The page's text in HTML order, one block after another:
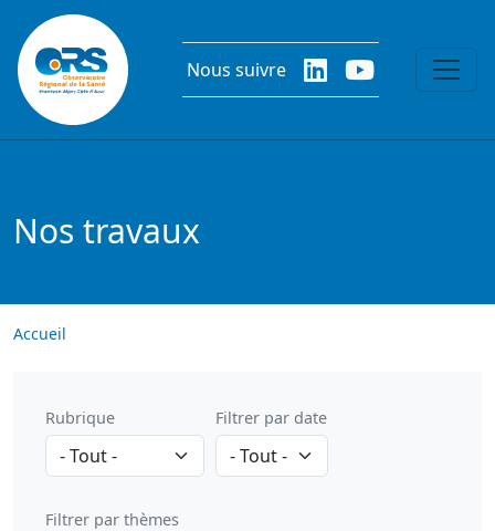
Aller au contenu principal
Nous suivre
Nos travaux
Accueil
Rubrique Filtrer par date
Filtrer par thèmes